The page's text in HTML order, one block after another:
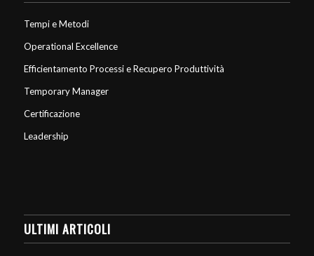
Tempi e Metodi
Operational Excellence
Efficientamento Processi e Recupero Produttività
Temporary Manager
Certificazione
Leadership
ULTIMI ARTICOLI